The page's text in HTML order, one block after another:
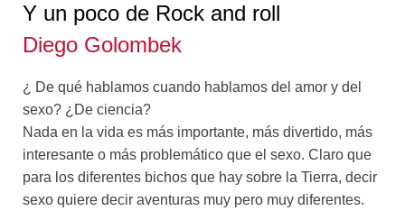
Y un poco de Rock and roll
Diego Golombek
¿ De qué hablamos cuando hablamos del amor y del
sexo? ¿De ciencia?
Nada en la vida es más importante, más divertido, más
interesante o más problemático que el sexo. Claro que
para los diferentes bichos que hay sobre la Tierra, decir
sexo quiere decir aventuras muy pero muy diferentes.